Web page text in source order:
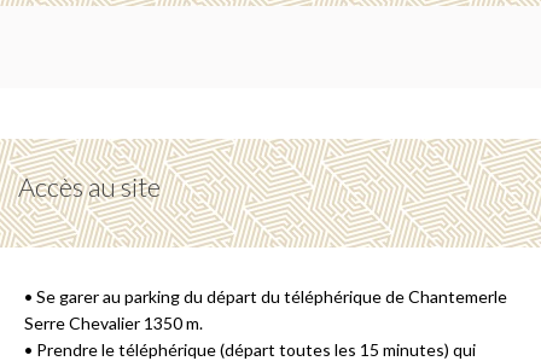
Accès au site
• Se garer au parking du départ du téléphérique de Chantemerle
Serre Chevalier 1350 m.
• Prendre le téléphérique (départ toutes les 15 minutes) qui